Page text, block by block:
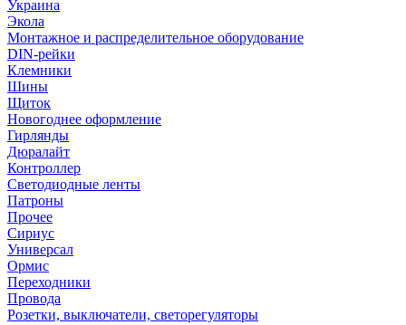
Украина
Экола
Монтажное и распределительное оборудование
DIN-рейки
Клемники
Шины
Щиток
Новогоднее оформление
Гирлянды
Дюралайт
Контроллер
Светодиодные ленты
Патроны
Прочее
Сириус
Универсал
Ормис
Переходники
Провода
Розетки, выключатели, светорегуляторы